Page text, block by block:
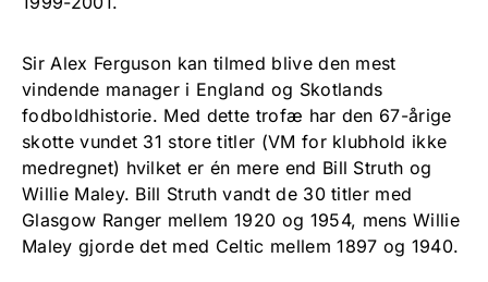
Sir Alex Ferguson kan tilmed blive den mest
vindende manager i England og Skotlands
fodboldhistorie. Med dette trofæ har den 67-årige
skotte vundet 31 store titler (VM for klubhold ikke
medregnet) hvilket er én mere end Bill Struth og
Willie Maley. Bill Struth vandt de 30 titler med
Glasgow Ranger mellem 1920 og 1954, mens Willie
Maley gjorde det med Celtic mellem 1897 og 1940.